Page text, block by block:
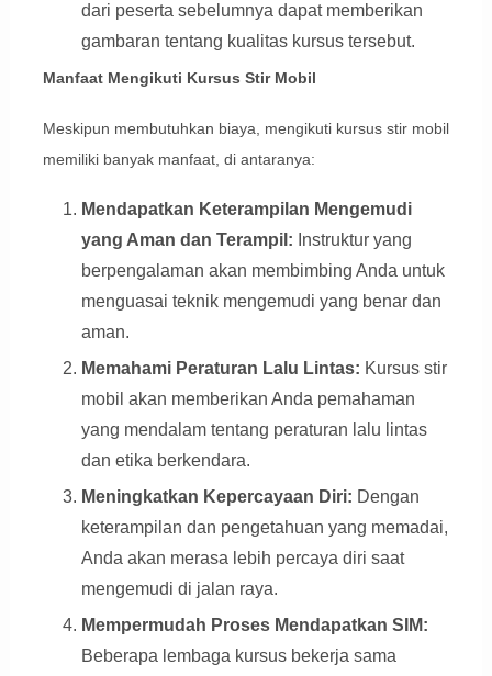
dari peserta sebelumnya dapat memberikan
gambaran tentang kualitas kursus tersebut.
Manfaat Mengikuti Kursus Stir Mobil
Meskipun membutuhkan biaya, mengikuti kursus stir mobil
memiliki banyak manfaat, di antaranya:
Mendapatkan Keterampilan Mengemudi
yang Aman dan Terampil: Instruktur yang
berpengalaman akan membimbing Anda untuk
menguasai teknik mengemudi yang benar dan
aman.
Memahami Peraturan Lalu Lintas: Kursus stir
mobil akan memberikan Anda pemahaman
yang mendalam tentang peraturan lalu lintas
dan etika berkendara.
Meningkatkan Kepercayaan Diri: Dengan
keterampilan dan pengetahuan yang memadai,
Anda akan merasa lebih percaya diri saat
mengemudi di jalan raya.
Mempermudah Proses Mendapatkan SIM:
Beberapa lembaga kursus bekerja sama